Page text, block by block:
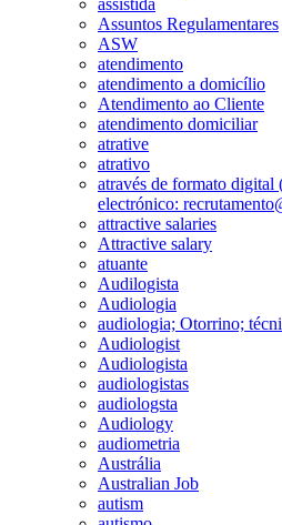
Assuntos Regulamentares
ASW
atendimento
atendimento a domicílio
Atendimento ao Cliente
atendimento domiciliar
atrative
atrativo
através de formato digital
electrónico:
attractive salaries
Attractive salary
atuante
Audilogista
Audiologia
audiologia; Otorrino;
Audiologist
Audiologista
audiologistas
audiologsta
Audiology
audiometria
Austrália
Australian Job
autism